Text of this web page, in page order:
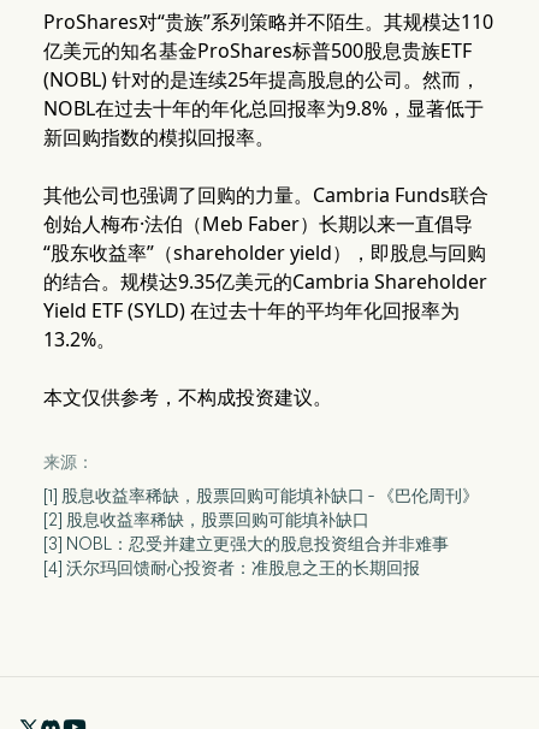
ProShares对“贵族”系列策略并不陌生。其规模达110
亿美元的知名基金ProShares标普500股息贵族ETF
(NOBL) 针对的是连续25年提高股息的公司。然而，
NOBL在过去十年的年化总回报率为9.8%，显著低于
新回购指数的模拟回报率。
其他公司也强调了回购的力量。Cambria Funds联合
创始人梅布·法伯（Meb Faber）长期以来一直倡导
“股东收益率”（shareholder yield），即股息与回购
的结合。规模达9.35亿美元的Cambria Shareholder
Yield ETF (SYLD) 在过去十年的平均年化回报率为
13.2%。
本文仅供参考，不构成投资建议。
来源：
[1] 股息收益率稀缺，股票回购可能填补缺口 - 《巴伦周刊》
[2] 股息收益率稀缺，股票回购可能填补缺口
[3] NOBL：忍受并建立更强大的股息投资组合并非难事
[4] 沃尔玛回馈耐心投资者：准股息之王的长期回报